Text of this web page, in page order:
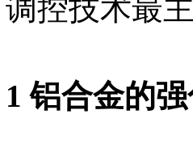
调控技术最
1 铝合金的